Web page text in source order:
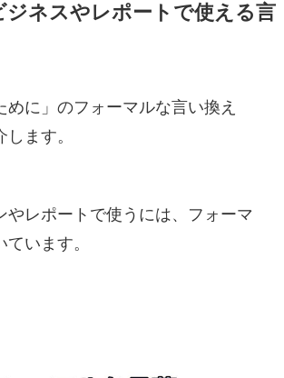
ジネスやレポートで使える言
めに」のフォーマルな言い換え
ます。
やレポートで使うには、フォーマ
います。